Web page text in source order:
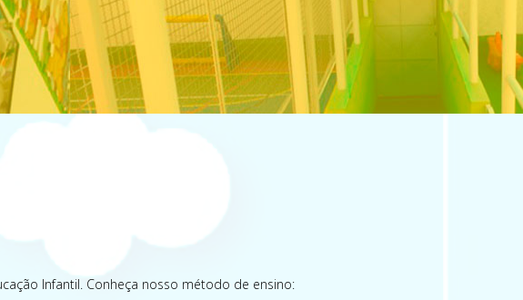
Infantil. Conheça nosso método de ensino: